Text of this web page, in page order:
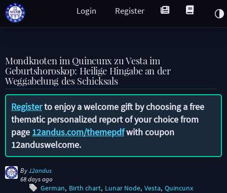
Register
Login
Mondknoten im Quincunx zu Vesta im
Geburtshoroskop: Heilige Hingabe an der
Weggabelung des Schicksals
Registerto enjoy a welcome gift by choosing a free
thematic personalized report of your choice from
page 12andus.com/themepdfwith coupon
12anduswelcome.
By 12andus
68 days ago
German Birth chart Lunar Node Vesta Quincunx